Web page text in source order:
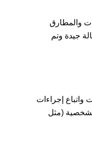
والمطارق
جيدة وتم
واتباع إجراءات
(مثل